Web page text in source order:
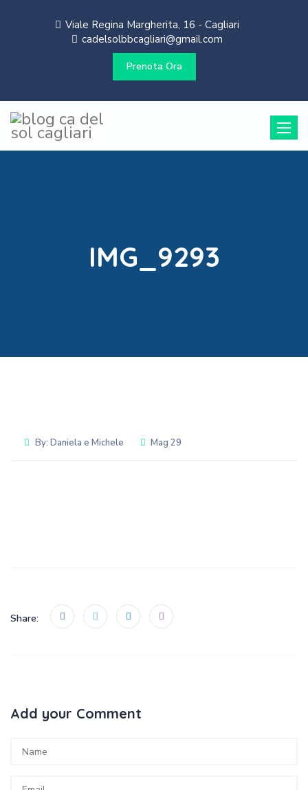
Viale Regina Margherita, 16 - Cagliari
cadelsolbbcagliari@gmail.com
Prenota Ora
Toggle
IMG_9293
By: Daniela e Michele Mag 29
Share:
Add your Comment